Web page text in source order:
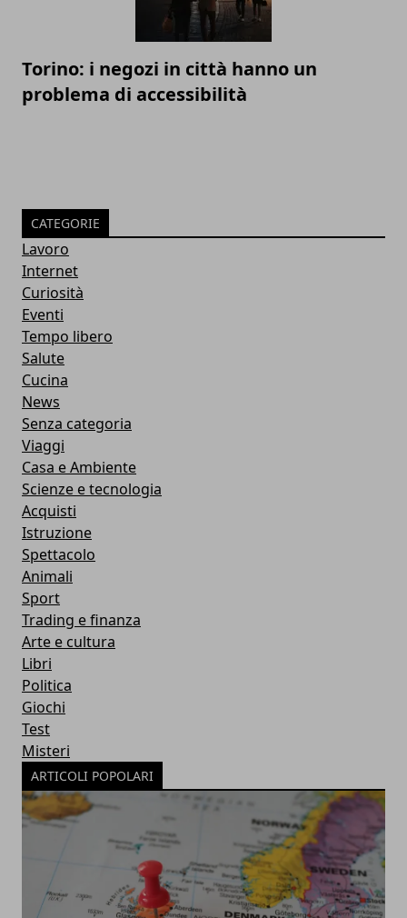
Torino: i negozi in città hanno un
problema di accessibilità
CATEGORIE
Lavoro
Internet
Curiosità
Eventi
Tempo libero
Salute
Cucina
News
Senza categoria
Viaggi
Casa e Ambiente
Scienze e tecnologia
Acquisti
Istruzione
Spettacolo
Animali
Sport
Trading e finanza
Arte e cultura
Libri
Politica
Giochi
Test
Misteri
ARTICOLI POPOLARI